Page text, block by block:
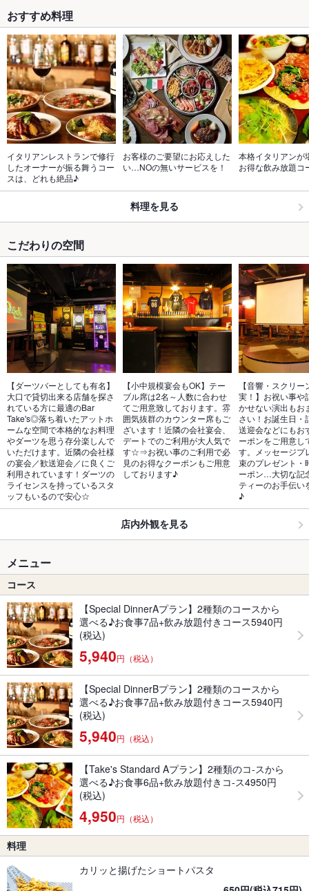
おすすめ料理
イタリアンレストランで修行
したオーナーが振る舞うコー
スは、どれも絶品♪
お客様のご要望にお応えした
い…NOの無いサービスを！
本格イタリアンが
お得な飲み放題コ
料理を見る
こだわりの空間
【ダーツバーとしても有名】
大口で貸切出来る店舗を探さ
れている方に最適のBar
Take's◎落ち着いたアットホ
ームな空間で本格的なお料理
やダーツを思う存分楽しんで
いただけます。近隣の会社様
の宴会／歓送迎会／に良くご
利用されています！ダーツの
ライセンスを持っているスタ
ッフもいるので安心☆
【小中規模宴会もOK】テー
ブル席は2名～人数に合わせ
てご用意致しております。雰
囲気抜群のカウンター席もご
ざいます！近隣の会社宴会、
デートでのご利用が大人気で
す☆⇒お祝い事のご利用で必
見のお得なクーポンもご用意
しております♪
【音響・スクリー
実！】お祝い事や
かせない演出もお
さい！お誕生日・
送迎会などにもお
ーポンをご用意し
す。メッセージプ
束のプレゼント・
ーポン…大切な記
ティーのお手伝い
♪
店内外観を見る
メニュー
コース
【Special DinnerAプラン】2種類のコースから
選べる♪お食事7品+飲み放題付きコース5940円
(税込)
5,940円（税込）
【Special DinnerBプラン】2種類のコースから
選べる♪お食事7品+飲み放題付きコース5940円
(税込)
5,940円（税込）
【Take's Standard Aプラン】2種類のコ-スから
選べる♪お食事6品+飲み放題付きコ-ス4950円
(税込)
4,950円（税込）
料理
カリッと揚げたショートパスタ